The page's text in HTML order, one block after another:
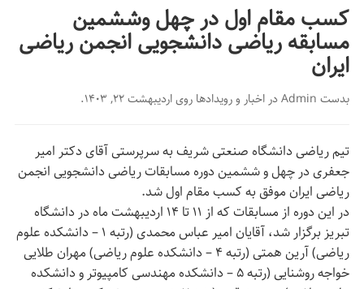
کسب مقام اول در چهل وششمین
مسابقه ریاضی دانشجویی انجمن ریاضی
ایران
بدست Adminدراخبار و رویدادها رویاردیبهشت ۲۲, ۱۴۰۳ .
تیم ریاضی دانشگاه صنعتی شریف به سرپرستی آقای دکتر امیر
جعفری در چهل و ششمین دوره مسابقات ریاضی دانشجویی انجمن
ریاضی ایران موفق به کسب مقام اول شد.
در این دوره از مسابقات که از ۱۱ تا ۱۴ اردیبهشت ماه در دانشگاه
تبریز برگزار شد، آقایان امیر عباس محمدی (رتبه ۱ – دانشکده علوم
ریاضی) آرین همتی (رتبه ۴ – دانشکده علوم ریاضی) مهران طلایی
خواجه روشنایی (رتبه ۵ – دانشکده مهندسی کامپیوتر و دانشکده